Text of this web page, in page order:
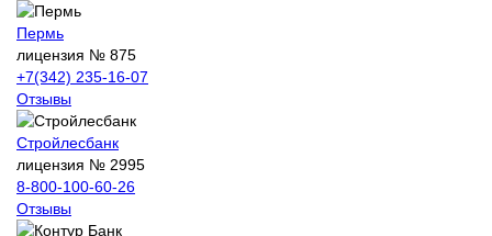
Пермь
лицензия № 875
+7(342) 235-16-07
Отзывы
Стройлесбанк
лицензия № 2995
8-800-100-60-26
Отзывы